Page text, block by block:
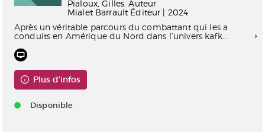
Pialoux, Gilles. Auteur
Mialet Barrault Éditeur | 2024
Après un véritable parcours du combattant qui les a
conduits en Amérique du Nord dans l’univers kafk...
Plus d'infos
Disponible